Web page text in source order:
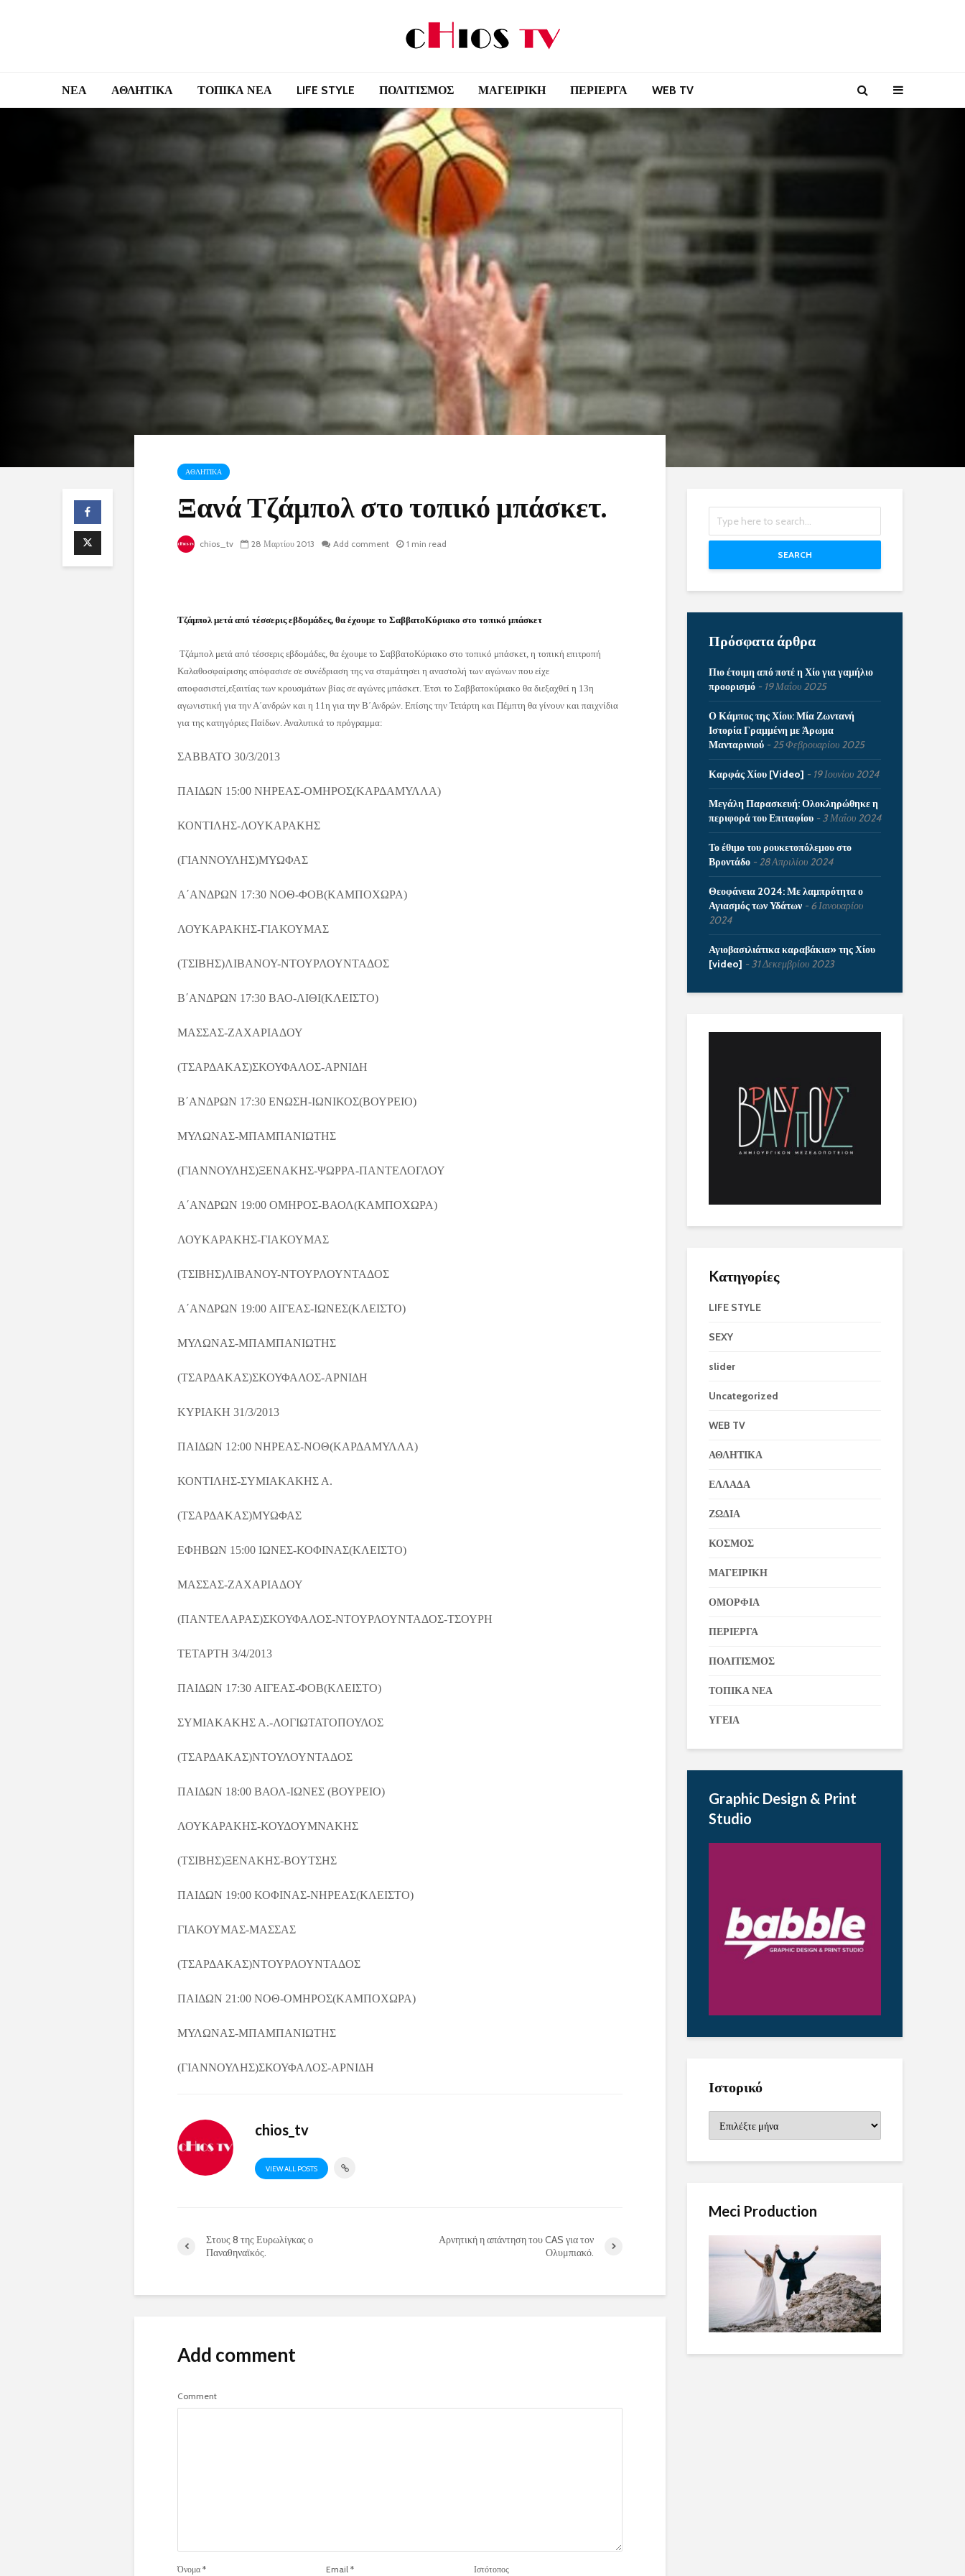
ΝΕΑ ΑΘΛΗΤΙΚΑ ΤΟΠΙΚΑ ΝΕΑ LIFE STYLE ΠΟΛΙΤΙΣΜΟΣ ΜΑΓΕΙΡΙΚΗ ΠΕΡΙΕΡΓΑ WEB TV
ΑΘΛΗΤΙΚΑ
Ξανά Τζάμπολ στο τοπικό μπάσκετ.
chios_tv 28 Μαρτίου 2013 Add comment 1 min read
Τζάμπολ μετά από τέσσερις εβδομάδες, θα έχουμε το ΣαββατοΚύριακο στο τοπικό μπάσκετ
Τζάμπολ μετά από τέσσερις εβδομάδες, θα έχουμε το ΣαββατοΚύριακο στο τοπικό μπάσκετ, η τοπική επιτροπή
Καλαθοσφαίρισης απόφασισε σε συνέδριαση της να σταμάτησει η αναστολή των αγώνων που είχε
αποφασιστεί,εξαιτίας των κρουσμάτων βίας σε αγώνες μπάσκετ. Έτσι το Σαββατοκύριακο θα διεξαχθεί η 13η
αγωνιστική για την Α΄ανδρών και η 11η για την Β΄Ανδρών. Επίσης την Τετάρτη και Πέμπτη θα γίνουν και παιχνίδια
για της κατηγόριες Παίδων. Αναλυτικά το πρόγραμμα:
ΣΑΒΒΑΤΟ 30/3/2013
ΠΑΙΔΩΝ 15:00 ΝΗΡΕΑΣ-ΟΜΗΡΟΣ(ΚΑΡΔΑΜΥΛΛΑ)
ΚΟΝΤΙΛΗΣ-ΛΟΥΚΑΡΑΚΗΣ
(ΓΙΑΝΝΟΥΛΗΣ)ΜΥΩΦΑΣ
Α΄ΑΝΔΡΩΝ 17:30 ΝΟΘ-ΦΟΒ(ΚΑΜΠΟΧΩΡΑ)
ΛΟΥΚΑΡΑΚΗΣ-ΓΙΑΚΟΥΜΑΣ
(ΤΣΙΒΗΣ)ΛΙΒΑΝΟΥ-ΝΤΟΥΡΛΟΥΝΤΑΔΟΣ
Β΄ΑΝΔΡΩΝ 17:30 ΒΑΟ-ΛΙΘΙ(ΚΛΕΙΣΤΟ)
ΜΑΣΣΑΣ-ΖΑΧΑΡΙΑΔΟΥ
(ΤΣΑΡΔΑΚΑΣ)ΣΚΟΥΦΑΛΟΣ-ΑΡΝΙΔΗ
Β΄ΑΝΔΡΩΝ 17:30 ΕΝΩΣΗ-ΙΩΝΙΚΟΣ(ΒΟΥΡΕΙΟ)
ΜΥΛΩΝΑΣ-ΜΠΑΜΠΑΝΙΩΤΗΣ
(ΓΙΑΝΝΟΥΛΗΣ)ΞΕΝΑΚΗΣ-ΨΩΡΡΑ-ΠΑΝΤΕΛΟΓΛΟΥ
Α΄ΑΝΔΡΩΝ 19:00 ΟΜΗΡΟΣ-ΒΑΟΛ(ΚΑΜΠΟΧΩΡΑ)
ΛΟΥΚΑΡΑΚΗΣ-ΓΙΑΚΟΥΜΑΣ
(ΤΣΙΒΗΣ)ΛΙΒΑΝΟΥ-ΝΤΟΥΡΛΟΥΝΤΑΔΟΣ
Α΄ΑΝΔΡΩΝ 19:00 ΑΙΓΕΑΣ-ΙΩΝΕΣ(ΚΛΕΙΣΤΟ)
ΜΥΛΩΝΑΣ-ΜΠΑΜΠΑΝΙΩΤΗΣ
(ΤΣΑΡΔΑΚΑΣ)ΣΚΟΥΦΑΛΟΣ-ΑΡΝΙΔΗ
ΚΥΡΙΑΚΗ 31/3/2013
ΠΑΙΔΩΝ 12:00 ΝΗΡΕΑΣ-ΝΟΘ(ΚΑΡΔΑΜΥΛΛΑ)
ΚΟΝΤΙΛΗΣ-ΣΥΜΙΑΚΑΚΗΣ Α.
(ΤΣΑΡΔΑΚΑΣ)ΜΥΩΦΑΣ
ΕΦΗΒΩΝ 15:00 ΙΩΝΕΣ-ΚΟΦΙΝΑΣ(ΚΛΕΙΣΤΟ)
ΜΑΣΣΑΣ-ΖΑΧΑΡΙΑΔΟΥ
(ΠΑΝΤΕΛΑΡΑΣ)ΣΚΟΥΦΑΛΟΣ-ΝΤΟΥΡΛΟΥΝΤΑΔΟΣ-ΤΣΟΥΡΗ
ΤΕΤΑΡΤΗ 3/4/2013
ΠΑΙΔΩΝ 17:30 ΑΙΓΕΑΣ-ΦΟΒ(ΚΛΕΙΣΤΟ)
ΣΥΜΙΑΚΑΚΗΣ Α.-ΛΟΓΙΩΤΑΤΟΠΟΥΛΟΣ
(ΤΣΑΡΔΑΚΑΣ)ΝΤΟΥΛΟΥΝΤΑΔΟΣ
ΠΑΙΔΩΝ 18:00 ΒΑΟΛ-ΙΩΝΕΣ (ΒΟΥΡΕΙΟ)
ΛΟΥΚΑΡΑΚΗΣ-ΚΟΥΔΟΥΜΝΑΚΗΣ
(ΤΣΙΒΗΣ)ΞΕΝΑΚΗΣ-ΒΟΥΤΣΗΣ
ΠΑΙΔΩΝ 19:00 ΚΟΦΙΝΑΣ-ΝΗΡΕΑΣ(ΚΛΕΙΣΤΟ)
ΓΙΑΚΟΥΜΑΣ-ΜΑΣΣΑΣ
(ΤΣΑΡΔΑΚΑΣ)ΝΤΟΥΡΛΟΥΝΤΑΔΟΣ
ΠΑΙΔΩΝ 21:00 ΝΟΘ-ΟΜΗΡΟΣ(ΚΑΜΠΟΧΩΡΑ)
ΜΥΛΩΝΑΣ-ΜΠΑΜΠΑΝΙΩΤΗΣ
(ΓΙΑΝΝΟΥΛΗΣ)ΣΚΟΥΦΑΛΟΣ-ΑΡΝΙΔΗ
chios_tv
VIEW ALL POSTS
Στους 8 της Ευρωλίγκας ο
Παναθηναϊκός.
Αρνητική η απάντηση του CAS για τον
Ολυμπιακό.
Add comment
Comment
Όνομα * Email * Ιστότοπος
SEARCH
Πρόσφατα άρθρα
Πιο έτοιμη από ποτέ η Χίο για γαμήλιο
προορισμό
19 Μαΐου 2025
Ο Κάμπος της Χίου: Μία Ζωντανή
Ιστορία Γραμμένη με Άρωμα
Μανταρινιού
25 Φεβρουαρίου 2025
Καρφάς Χίου [Video] 19 Ιουνίου 2024
Μεγάλη Παρασκευή: Ολοκληρώθηκε η
περιφορά του Επιταφίου
3 Μαΐου 2024
Το έθιμο του ρουκετοπόλεμου στο
Βροντάδο
28 Απριλίου 2024
Θεοφάνεια 2024: Με λαμπρότητα ο
Αγιασμός των Υδάτων
6 Ιανουαρίου
2024
Αγιοβασιλιάτικα καραβάκια» της Χίου
[video]
31 Δεκεμβρίου 2023
Kατηγορίες
LIFE STYLE
SEXY
slider
Uncategorized
WEB TV
ΑΘΛΗΤΙΚΑ
ΕΛΛΑΔΑ
ΖΩΔΙΑ
ΚΟΣΜΟΣ
ΜΑΓΕΙΡΙΚΗ
ΟΜΟΡΦΙΑ
ΠΕΡΙΕΡΓΑ
ΠΟΛΙΤΙΣΜΟΣ
ΤΟΠΙΚΑ ΝΕΑ
ΥΓΕΙΑ
Graphic Design & Print
Studio
Ιστορικό
Meci Production